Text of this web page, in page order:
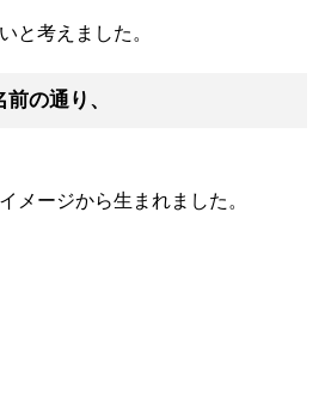
と考えました。
の通り、
メージから生まれました。